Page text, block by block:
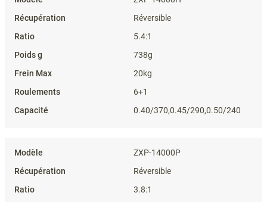
Réversible
5.4:1
738g
20kg
6+1
0.40/370,0.45/290,0.50/240
ZXP-14000P
Réversible
3.8:1